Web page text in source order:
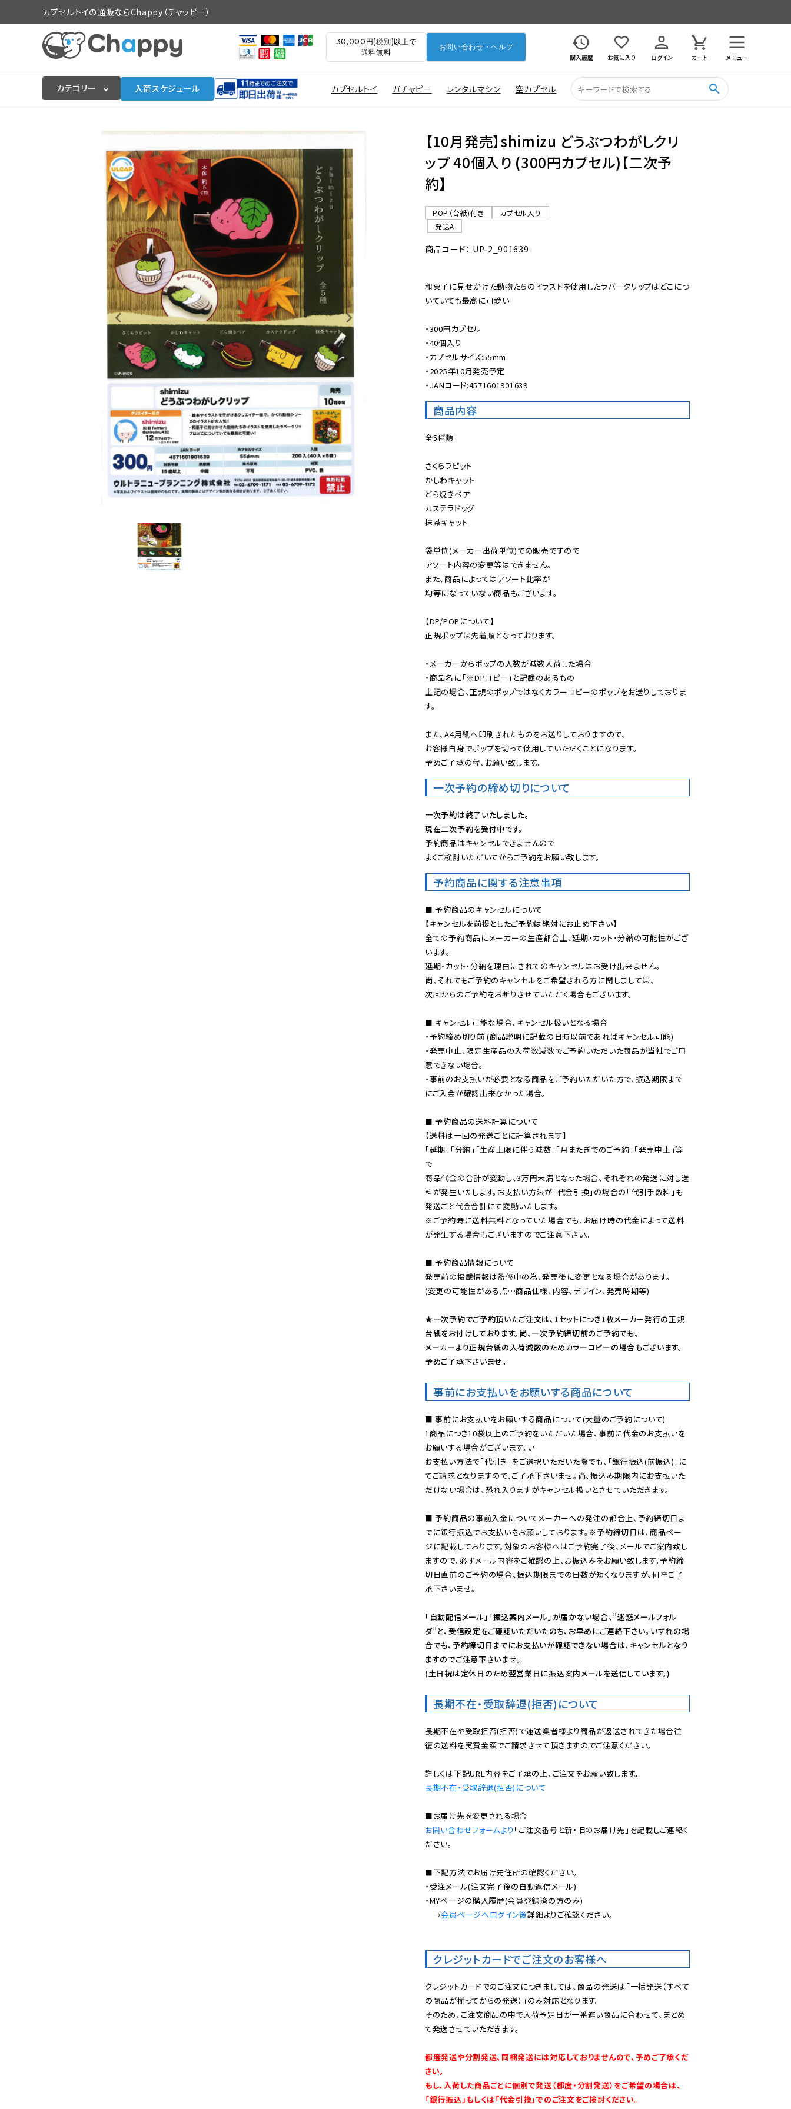
カプセルトイの通販ならChappy（チャッピー）
30,000円(税別)以上で
送料無料
お問い合わせ・ヘルプ
購入履歴
お気に入り ログイン カート メニュー
カテゴリー 入荷スケジュール カプセルトイ ガチャピー レンタルマシン 空カプセル search
入荷スケジュールをチェック
カプセルトイマシン本体
販促用空カプセル
ご利用ガイド
06-6282-7659
【10月発売】shimizu どうぶつわがしクリ
ップ 40個入り (300円カプセル)【二次予
約】
POP（台紙)付き
カプセル入り
発送A
商品コード： UP-2_901639
和菓子に見せかけた動物たちのイラストを使用したラバークリップはどこにつ
いていても最高に可愛い
・300円カプセル
・40個入り
・カプセルサイズ:55mm
・2025年10月発売予定
・JANコード:4571601901639
商品内容
全5種類
さくらラビット
かしわキャット
どら焼きベア
カステラドッグ
抹茶キャット
袋単位(メーカー出荷単位)での販売ですので
アソート内容の変更等はできません。
また、商品によってはアソート比率が
均等になっていない商品もございます。
【DP/POPについて】
正規ポップは先着順となっております。
・メーカーからポップの入数が減数入荷した場合
・商品名に「※DPコピー」と記載のあるもの
上記の場合、正規のポップではなくカラーコピーのポップをお送りしておりま
す。
また、A4用紙へ印刷されたものをお送りしておりますので、
お客様自身でポップを切って使用していただくことになります。
予めご了承の程、お願い致します。
一次予約の締め切りについて
一次予約は終了いたしました。
現在二次予約を受付中です。
予約商品はキャンセルできませんので
よくご検討いただいてからご予約をお願い致します。
予約商品に関する注意事項
【キャンセルを前提としたご予約は絶対にお止め下さい】
全ての予約商品にメーカーの生産都合上、延期・カット・分納の可能性がござ
います。
延期・カット・分納を理由にされてのキャンセルはお受け出来ません。
尚、それでもご予約のキャンセルをご希望される方に関しましては、
次回からのご予約をお断りさせていただく場合もございます。
■ キャンセル可能な場合、キャンセル扱いとなる場合
・予約締め切り前 (商品説明に記載の日時以前であればキャンセル可能)
・発売中止、限定生産品の入荷数減数でご予約いただいた商品が当社でご用
意できない場合。
・事前のお支払いが必要となる商品をご予約いただいた方で、振込期限まで
にご入金が確認出来なかった場合。
■ 予約商品の送料計算について
【送料は一回の発送ごとに計算されます】
「延期」「分納」「生産上限に伴う減数」「月またぎでのご予約」「発売中止」等
で
商品代金の合計が変動し、3万円未満となった場合、それぞれの発送に対し送
料が発生いたします。お支払い方法が「代金引換」の場合の「代引手数料」も
※ご予約時に送料無料となっていた場合でも、お届け時の代金によって送料
が発生する場合もございますのでご注意下さい。
■ 予約商品情報について
発売前の掲載情報は監修中の為、発売後に変更となる場合があります。
(変更の可能性がある点…商品仕様、内容、デザイン、発売時期等)
★一次予約でご予約頂いたご注文は、1セットにつき1枚メーカー発行の正規
台紙をお付けしております。尚、一次予約締切前のご予約でも、
メーカーより正規台紙の入荷減数のためカラーコピーの場合もございます。
予めご了承下さいませ。
事前にお支払いをお願いする商品について
■ 事前にお支払いをお願いする商品について(大量のご予約について)
1商品につき10袋以上のご予約をいただいた場合、事前に代金のお支払いを
お願いする場合がございます。い
お支払い方法で「代引き」をご選択いただいた際でも、「銀行振込(前振込)」に
てご請求となりますので、ご了承下さいませ。尚、振込み期限内にお支払いた
だけない場合は、恐れ入りますがキャンセル扱いとさせていただきます。
■ 予約商品の事前入金についてメーカーへの発注の都合上、予約締切日ま
でに銀行振込でお支払いをお願いしております。※予約締切日は、商品ペー
ジに記載しております。対象のお客様へはご予約完了後、メールでご案内致し
ますので、必ずメール内容をご確認の上、お振込みをお願い致します。予約締
切日直前のご予約の場合、振込期限までの日数が短くなりますが、何卒ご了
承下さいませ。
「自動配信メール」「振込案内メール」が届かない場合、”迷惑メールフォル
ダ”と、受信設定をご確認いただいたのち、お早めにご連絡下さい。いずれの場
合でも、予約締切日までにお支払いが確認できない場合は、キャンセルとなり
ますのでご注意下さいませ。
(土日祝は定休日のため翌営業日に振込案内メールを送信しています。)
長期不在・受取辞退(拒否)について
長期不在や受取拒否(拒否)で運送業者様より商品が返送されてきた場合往
復の送料を実費金額でご請求させて頂きますのでご注意ください。
長期不在・受取辞退(拒否)について
お問い合わせフォームより 「ご注文番号と新・旧のお届け先」を記載しご連絡く
ださい。
■下記方法でお届け先住所の確認ください。
・受注メール(注文完了後の自動返信メール)
・MYページの購入履歴(会員登録済の方のみ)
→会員ページへログイン後詳細よりご確認ください。
クレジットカードでご注文のお客様へ
クレジットカードでのご注文につきましては、商品の発送は「一括発送（すべて
の商品が揃ってからの発送）」のみ対応となります。
そのため、ご注文商品の中で入荷予定日が一番遅い商品に合わせて、まとめ
て発送させていただきます。
都度発送や分割発送、同梱発送には対応しておりませんので、予めご了承くだ
さい。
もし、入荷した商品ごとに個別で発送（都度・分割発送）をご希望の場合は、
「銀行振込」もしくは「代金引換」でのご注文をご検討ください。